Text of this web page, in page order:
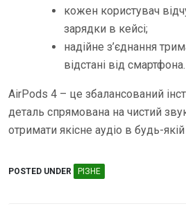
кожен користувач
зарядки в кейсі;
надійне з’єднання
відстані від смартфона.
AirPods 4 – це збалансований
деталь спрямована на чистий
отримати якісне аудіо в будь-якій
POSTED UNDER РІЗНЕ